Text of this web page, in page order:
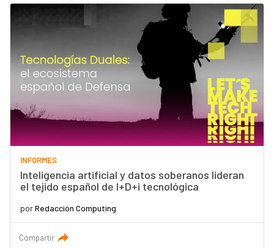
INFORMES
Inteligencia artificial y datos soberanos lideran
el tejido español de I+D+i tecnológica
porRedacción Computing
Compartir